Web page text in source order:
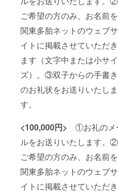
ご希望の方のみ、お名前を
関東多胎ネットのウェブサ
イトに掲載させていただき
ます（文字中または小サイ
ズ）。③双子からの手書き
のお礼状をお送りいたしま
す。
<100,000円> ①お礼のメ
ルをお送りいたします。②
ご希望の方のみ、お名前を
関東多胎ネットのウェブサ
イトに掲載させていただき